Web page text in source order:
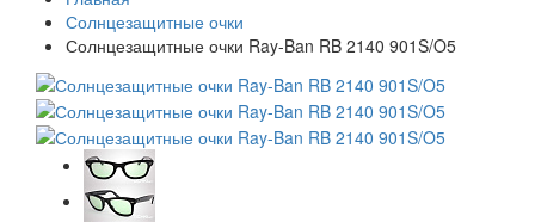
Солнцезащитные очки
Солнцезащитные очки Ray-Ban RB 2140 901S/O5